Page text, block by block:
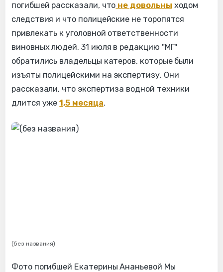
погибшей рассказали, что не довольны ходом
следствия и что полицейские не торопятся
привлекать к уголовной ответственности
виновных людей. 31 июля в редакцию "МГ"
обратились владельцы катеров, которые были
изъяты полицейскими на экспертизу. Они
рассказали, что экспертиза водной техники
длится уже1,5 месяца.
(без названия)
Фото погибшей Екатерины Ананьевой Мы